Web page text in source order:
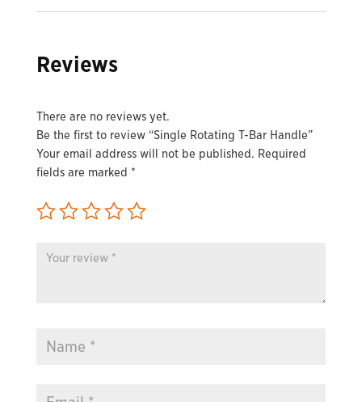
Reviews
There are no reviews yet.
Be the first to review “Single Rotating T-Bar Handle”
Your email address will not be published. Required
fields are marked *